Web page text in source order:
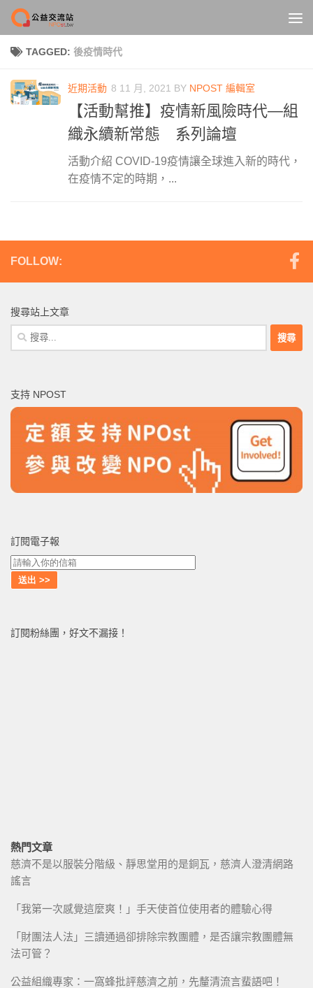
Skip to content
TAGGED: 後疫情時代
近期活動 8 11 月, 2021 BY NPOST 編輯室
【活動幫推】疫情新風險時代—組
織永續新常態 系列論壇
活動介紹 COVID-19疫情讓全球進入新的時代，
在疫情不定的時期，...
FOLLOW:
搜尋站上文章
搜
尋
字:
支持 NPOST
訂閱電子報
訂閱粉絲團，好文不漏接！
熱門文章
慈濟不是以服裝分階級、靜思堂用的是銅瓦，慈濟人澄清網路
謠言
「我第一次感覺這麼爽！」手天使首位使用者的體驗心得
「財團法人法」三讀通過卻排除宗教團體，是否讓宗教團體無
法可管？
公益組織專家：一窩蜂批評慈濟之前，先釐清流言蜚語吧！